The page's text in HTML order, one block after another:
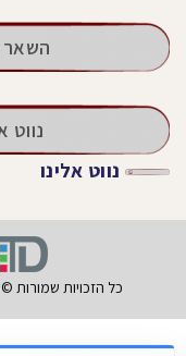
השאר
נווט
נווט אלינו
כל הזכויות שמורות © 2017 - עו"ד דותן לינדנברג משרד עורכי דין